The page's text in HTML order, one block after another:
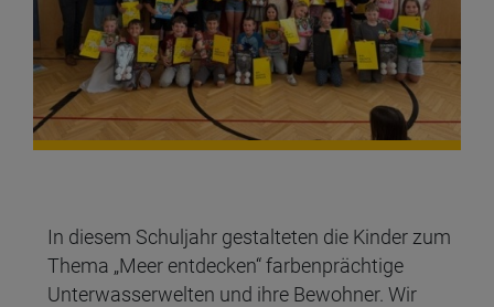
In diesem Schuljahr gestalteten die Kinder zum
Thema „Meer entdecken“ farbenprächtige
Unterwasserwelten und ihre Bewohner. Wir